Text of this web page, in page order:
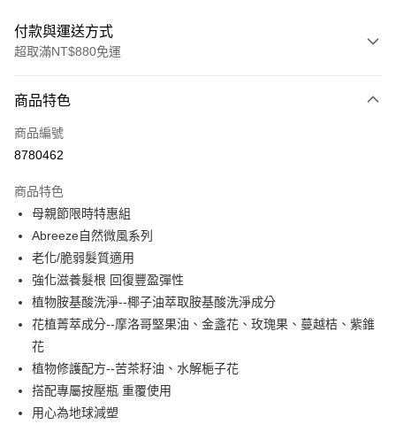
付款與運送方式
超取滿NT$880免運
信用卡一次付款
超商取貨付款
Apple Pay
ATM付款
運送方式
每筆NT$60，滿NT$880(含以上)免運費
付款後全家取貨
每筆NT$60，滿NT$880(含以上)免運費
商品特色
商品編號
8780462
商品特色
母親節限時特惠組
Abreeze自然微風系列
老化/脆弱髮質適用
強化滋養髮根 回復豐盈彈性
植物胺基酸洗淨--椰子油萃取胺基酸洗淨成分
花植菁萃成分--摩洛哥堅果油、金盞花、玫瑰果、蔓越桔、紫錐
花
植物修護配方--苦茶籽油、水解梔子花
搭配專屬按壓瓶 重覆使用
用心為地球減塑